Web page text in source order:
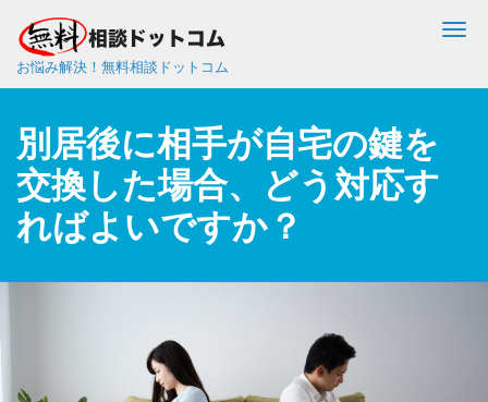
お悩み解決！無料相談ドットコム
別居後に相手が自宅の鍵を
交換した場合、どう対応す
ればよいですか？